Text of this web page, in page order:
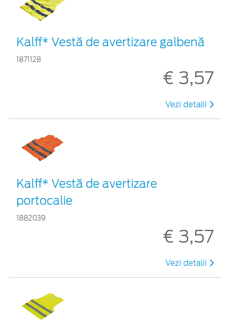
Kalff* Vestă de avertizare galbenă
1871128
€ 3,57
Vezi detalii
Kalff* Vestă de avertizare
portocalie
1882039
€ 3,57
Vezi detalii